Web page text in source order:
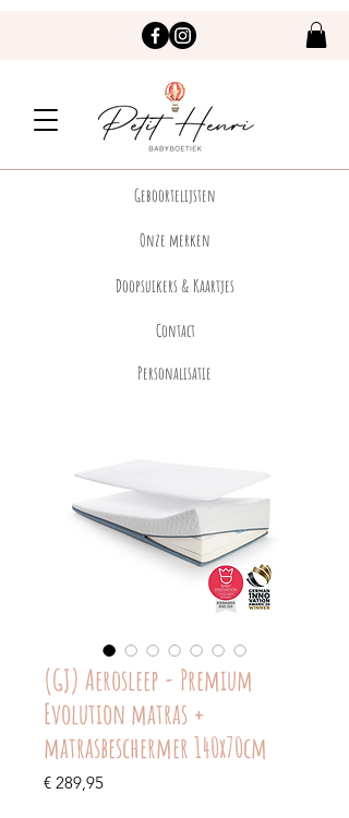
Geboortelijsten
Onze merken
Doopsuikers & Kaartjes
Contact
Personalisatie
(GJ) Aerosleep - Premium
Evolution matras +
matrasbeschermer 140x70cm
€ 289,95Prijs